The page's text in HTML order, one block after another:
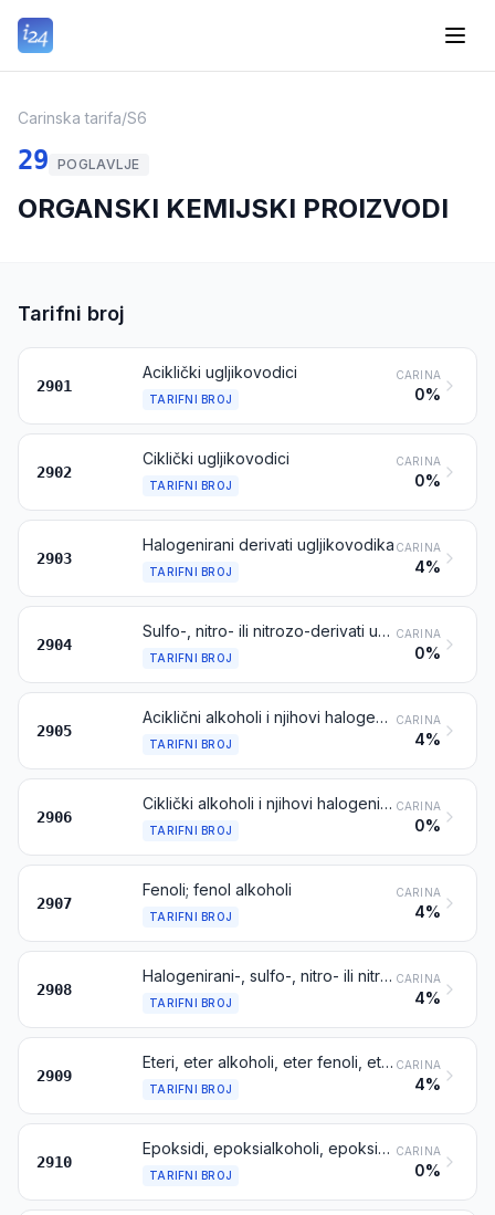
Carinska tarifa/S6
29 POGLAVLJE
ORGANSKI KEMIJSKI PROIZVODI
Tarifni broj
2901
Aciklički ugljikovodici
TARIFNI BROJ
CARINA
0%
2902
Ciklički ugljikovodici
TARIFNI BROJ
CARINA
0%
2903
Halogenirani derivati ugljikovodika
TARIFNI BROJ
CARINA
4%
2904
Sulfo-, nitro- ili nitrozo-derivati ugljikovodika, neovisno jesu li halogenirani ili ne
TARIFNI BROJ
CARINA
0%
2905
Aciklični alkoholi i njihovi halogenirani-, sulfo-, nitro- ili nitrozo-derivati
TARIFNI BROJ
CARINA
4%
2906
Ciklički alkoholi i njihovi halogenirani-, sulfo-, nitro- ili nitrozo-derivati
TARIFNI BROJ
CARINA
0%
2907
Fenoli; fenol alkoholi
TARIFNI BROJ
CARINA
4%
2908
Halogenirani-, sulfo-, nitro- ili nitrozo-derivati fenola ili fenol alkohola
TARIFNI BROJ
CARINA
4%
2909
Eteri, eter alkoholi, eter fenoli, eter alkohol-fenoli, peroksidi alkohola, peroksidi etera, acetal i hemiacetal peroksidi, peroksidi ketona (neovisno jesu li kemijski određeni ili ne) i njihovi halogenirani-, sulfo-, nitro- ili nitrozo-derivati
TARIFNI BROJ
CARINA
4%
2910
Epoksidi, epoksialkoholi, epoksifenoli i epoksieteri, s tročlanim prstenom, te njihovi halogenirani-, sulfo-, nitro- ili nitrozo-derivati
TARIFNI BROJ
CARINA
0%